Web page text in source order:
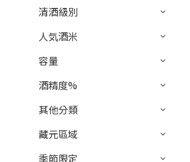
清酒級別
人気酒米
容量
酒精度%
其他分類
藏元區域
季節限定